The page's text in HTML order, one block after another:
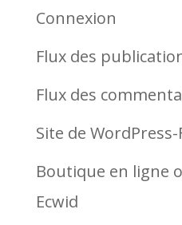
Connexion
Flux des
Flux des
Site de WordPress-
Boutique en ligne
Ecwid